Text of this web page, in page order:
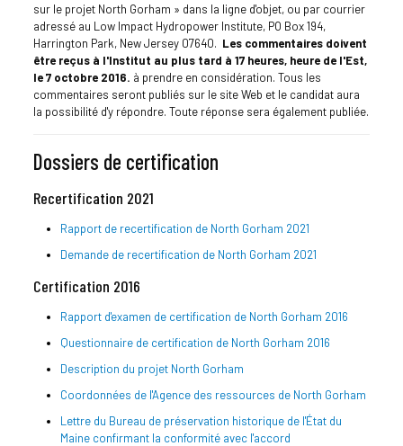
sur le projet North Gorham » dans la ligne d'objet, ou par courrier
adressé au Low Impact Hydropower Institute, PO Box 194,
Harrington Park, New Jersey 07640. Les commentaires doivent
être reçus à l'Institut au plus tard à 17 heures, heure de l'Est,
le 7 octobre 2016. à prendre en considération. Tous les
commentaires seront publiés sur le site Web et le candidat aura
la possibilité d'y répondre. Toute réponse sera également publiée.
Dossiers de certification
Recertification 2021
Rapport de recertification de North Gorham 2021
Demande de recertification de North Gorham 2021
Certification 2016
Rapport d'examen de certification de North Gorham 2016
Questionnaire de certification de North Gorham 2016
Description du projet North Gorham
Coordonnées de l'Agence des ressources de North Gorham
Lettre du Bureau de préservation historique de l'État du
Maine confirmant la conformité avec l'accord